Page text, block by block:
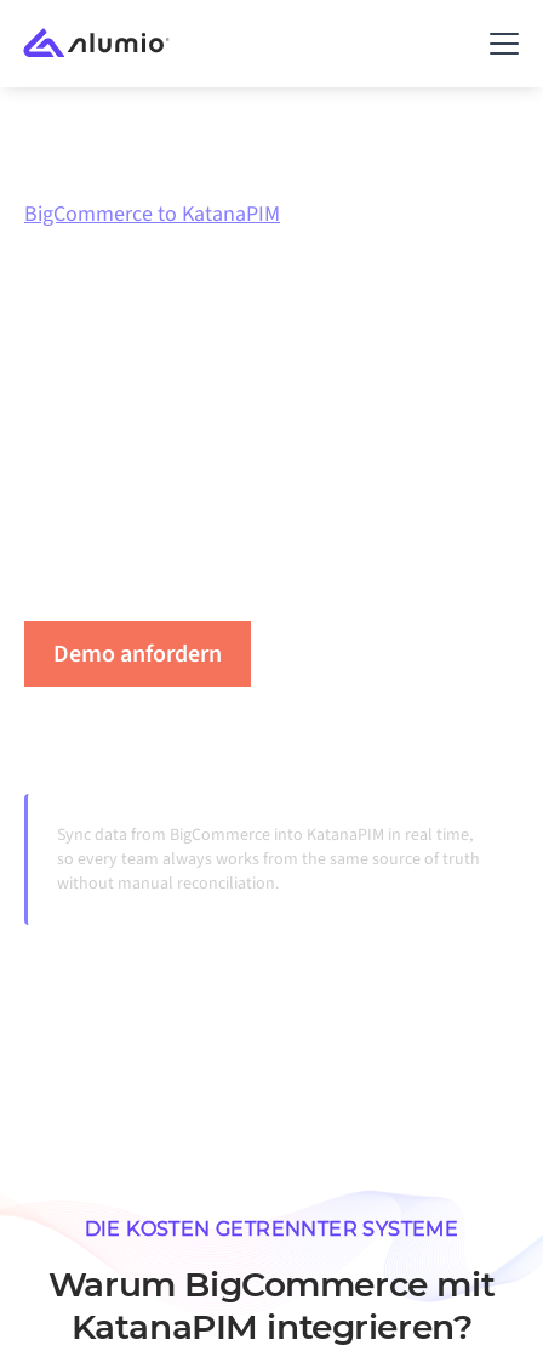
BigCommerce to KatanaPIM
Demo anfordern
Sync data from BigCommerce into KatanaPIM in real time,
so every team always works from the same source of truth
without manual reconciliation.
DIE KOSTEN GETRENNTER SYSTEME
Warum BigCommerce mit
KatanaPIM integrieren?